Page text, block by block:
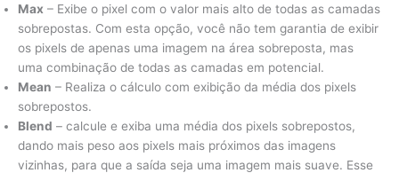
Max – Exibe o pixel com o valor mais alto de todas as camadas
sobrepostas. Com esta opção, você não tem garantia de exibir
os pixels de apenas uma imagem na área sobreposta, mas
uma combinação de todas as camadas em potencial.
Mean – Realiza o cálculo com exibição da média dos pixels
sobrepostos.
Blend – calcule e exiba uma média dos pixels sobrepostos,
dando mais peso aos pixels mais próximos das imagens
vizinhas, para que a saída seja uma imagem mais suave. Esse